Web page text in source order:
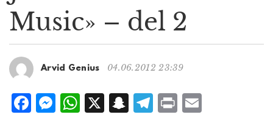
v
i
t
n
Music» – del 2
Arvid Genius 04.06.2012 23:39
F
M W X S
T P